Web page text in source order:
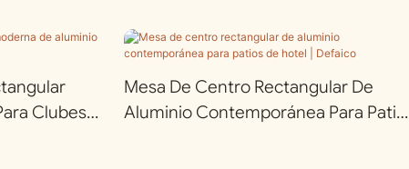
Clubes
Mesa De Centro Rectangular De
Aluminio Contemporánea Para Patios